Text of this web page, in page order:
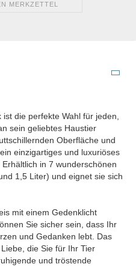
MERKZETTEL
die perfekte Wahl für jeden,
sein geliebtes Haustier
Oberfläche und
einzigartiges und luxuriöses
in 7 wunderschönen
1,5 Liter) und eignet sie sich
mit einem Gedenklicht
Sie sicher sein, dass Ihr
und Gedanken lebt. Das
die Sie für Ihr Tier
und tröstende